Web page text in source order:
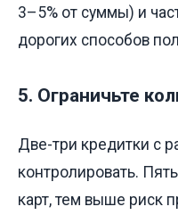
3–5% от суммы) и
дорогих способов
5. Ограничьте
Две-три кредитки с
контролировать.
карт, тем выше риск